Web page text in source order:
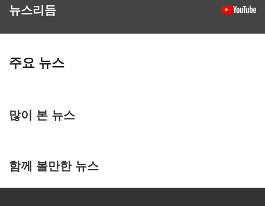
뉴스리듬
주요 뉴스
많이 본 뉴스
함께 볼만한 뉴스